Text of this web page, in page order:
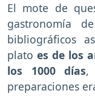
El mote de
gastronomía
bibliográficos
plato es de los
los 1000 días,
preparaciones